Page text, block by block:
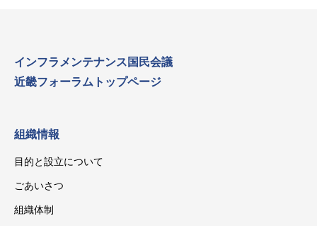
インフラメンテナンス国民会議
近畿フォーラムトップページ
組織情報
目的と設立について
ごあいさつ
組織体制